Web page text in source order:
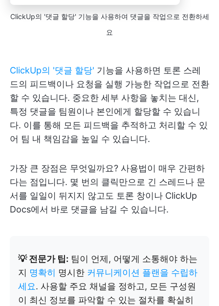
ClickUp의 '댓글 할당' 기능을 사용하여 댓글을 작업으로 전환하세
요
ClickUp의 '댓글 할당' 기능을 사용하면 토론 스레
드의 피드백이나 요청을 실행 가능한 작업으로 전환
할 수 있습니다. 중요한 세부 사항을 놓치는 대신,
특정 댓글을 팀원이나 본인에게 할당할 수 있습니
다. 이를 통해 모든 피드백을 추적하고 처리할 수 있
어 팀 내 책임감을 높일 수 있습니다.
가장 큰 장점은 무엇일까요? 사용법이 매우 간편하
다는 점입니다. 몇 번의 클릭만으로 긴 스레드나 문
서를 일일이 뒤지지 않고도 토론 창이나 ClickUp
Docs에서 바로 댓글을 남길 수 있습니다.
💡 전문가 팁: 팀이 언제, 어떻게 소통해야 하는
지 명확히 명시한 커뮤니케이션 플랜을 수립하
세요. 사용할 주요 채널을 정하고, 모든 구성원
이 최신 정보를 파악할 수 있는 절차를 확실히